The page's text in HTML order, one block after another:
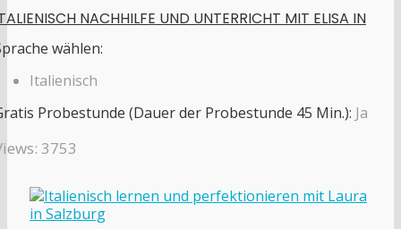
NACHHILFE UND UNTERRICHT MIT ELISA IN
wählen:
Italienisch
Probestunde (Dauer der Probestunde 45 Min.): Ja
3753